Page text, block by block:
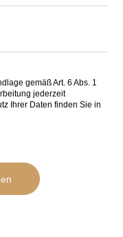
gemäß Art. 6 Abs. 1
jederzeit
Ihrer Daten finden Sie in